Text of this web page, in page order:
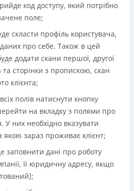
код доступу, який потрібно
поле;
скласти профіль користувача,
про себе. Також в цей
додати скани першої, другої
та сторінки з пропискою, скан
клієнта;
полів натиснути кнопку
на вкладку з полями про
них необхідно вказувати
якою зараз проживає клієнт;
заповнити дані про роботу
її юридичну адресу, якщо